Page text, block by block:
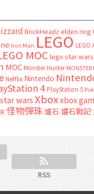
BrickHeadz elden ring
Iron Man LEGO LEGO
MOC lego star wars
MOC Monster Hunter MONSTER
Netflix Nintendo
4 PlayStation 5
star wars Xboxxbox
怪物彈珠 爐石 爐石戰記
RSS